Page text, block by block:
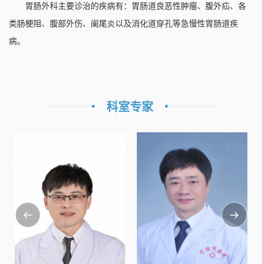
胃肠外科主要诊治的疾病有：胃肠道良恶性肿瘤、腹外疝、各
类肠梗阻、腹部外伤、阑尾炎以及消化道穿孔等急慢性胃肠道疾
病。
科室专家